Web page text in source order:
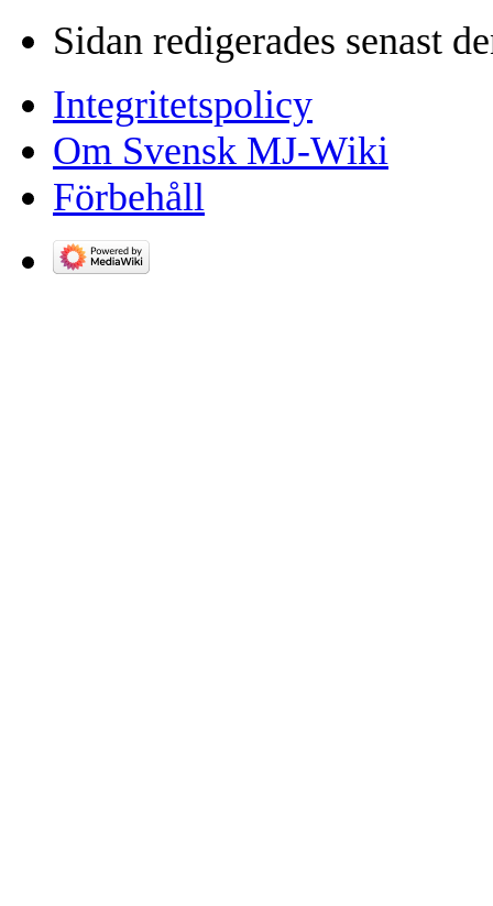
Sidan redigerades senast
Integritetspolicy
Om Svensk MJ-Wiki
Förbehåll